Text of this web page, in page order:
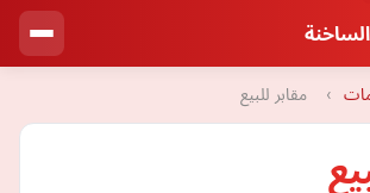
› مقابر للبيع